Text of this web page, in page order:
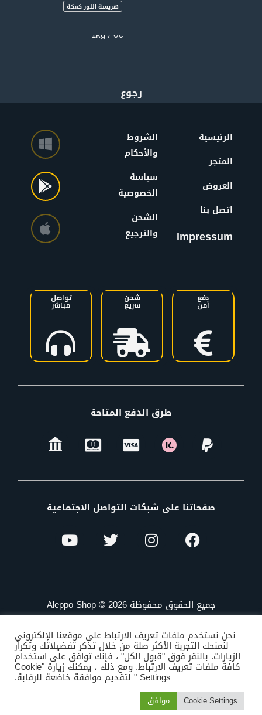
هريسة اللوز كعكة
750g
0€ / 1kg
الرئيسية
المتجر
العروض
اتصل بنا
Impressum
الشروط
والأحكام
سياسة
الخصوصية
الشحن
والترجيع
دفع
آمن
شحن
سريع
تواصل
مباشر
طرق الدفع المتاحة
صفحاتنا على شبكات التواصل الاجتماعية
جميع الحقوق محفوظة Aleppo Shop © 2026
نحن نستخدم ملفات تعريف الارتباط على موقعنا الإلكتروني
لنمنحك التجربة الأكثر صلة من خلال تذكر تفضيلاتك وتكرار
الزيارات. بالنقر فوق "قبول الكل" ، فإنك توافق على استخدام
كافة ملفات تعريف الارتباط. ومع ذلك ، يمكنك زيارة "Cookie
Settings " لتقديم موافقة خاضعة للرقابة.
Cookie Settings موافق